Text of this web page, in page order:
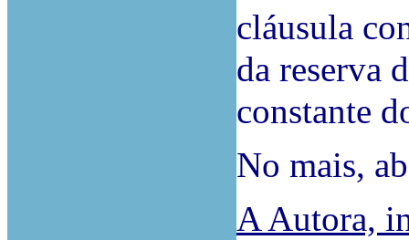
cláusula
da reserva
constante
No mais,
A Autora,